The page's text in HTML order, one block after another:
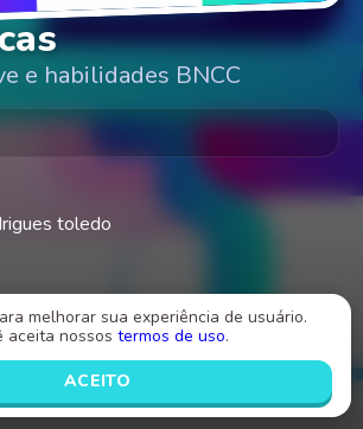
e habilidades BNCC
toledo
melhorar sua experiência de usuário.
aceita nossos termos de uso.
ACEITO